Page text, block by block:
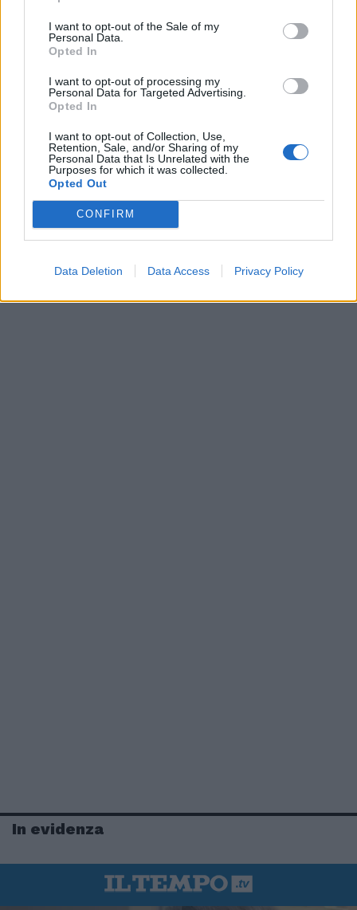
I want to opt-out of the Sale of my
Personal Data.
Opted In
I want to opt-out of processing my
Personal Data for Targeted Advertising.
Opted In
I want to opt-out of Collection, Use,
Retention, Sale, and/or Sharing of my
Personal Data that Is Unrelated with the
Purposes for which it was collected.
Opted Out
CONFIRM
Data Deletion Data Access Privacy Policy
In evidenza